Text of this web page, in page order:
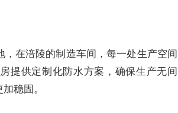
在涪陵的制造车间，每一处生产空间
提供定制化防水方案，确保生产无间
稳固。